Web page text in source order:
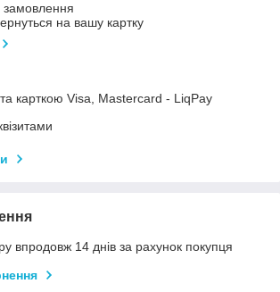
замовлення
на вашу картку
карткою Visa, Mastercard - LiqPay
впродовж 14 днів за рахунок покупця